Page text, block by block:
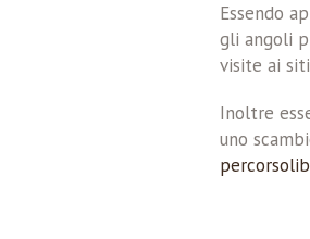
Essendo
gli angoli
visite ai
Inoltre
uno